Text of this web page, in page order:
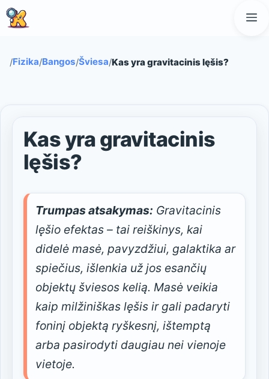
Pereiti
prie
/Fizika/Bangos/Šviesa/Kas yra gravitacinis lęšis?
Kas yra gravitacinis
lęšis?
Trumpas atsakymas: Gravitacinis
lęšio efektas – tai reiškinys, kai
didelė masė, pavyzdžiui, galaktika ar
spiečius, išlenkia už jos esančių
objektų šviesos kelią. Masė veikia
kaip milžiniškas lęšis ir gali padaryti
foninį objektą ryškesnį, ištemptą
arba pasirodyti daugiau nei vienoje
vietoje.